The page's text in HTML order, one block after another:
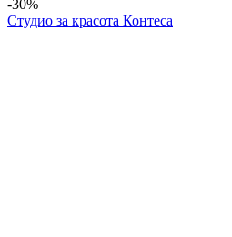
-30%
Студио за красота Контеса